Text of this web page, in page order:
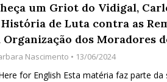
um Griot do Vidigal,
História de Luta contra as
Organização dos Moradores
Nascimento • 13/06/2024
for English Esta matéria faz parte da